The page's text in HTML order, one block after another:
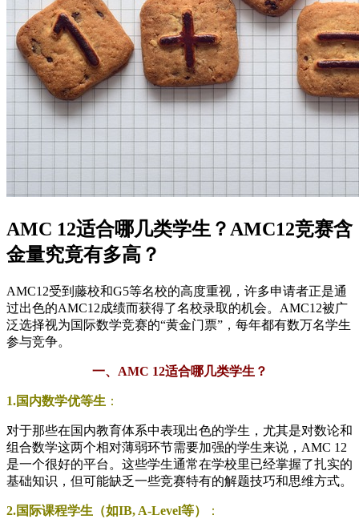
AMC 12适合哪几类学生？AMC12竞赛含
金量究竟有多高？
AMC12受到藤校和G5等名校的高度重视，许多申请者正是通
过出色的AMC12成绩而获得了名校录取的机会。AMC12被广
泛选择视为国际数学竞赛的“黄金门票”，每年都有数万名学生
参与竞争。
一、AMC 12适合哪几类学生？
1.国内数学优等生 ：
对于那些在国内教育体系中表现出色的学生，尤其是对数论和
组合数学这两个相对薄弱环节需要加强的学生来说，AMC 12
是一个很好的平台。这些学生通常在学校里已经掌握了扎实的
基础知识，但可能缺乏一些竞赛特有的解题技巧和思维方式。
2.国际课程学生（如IB, A-Level等） ：